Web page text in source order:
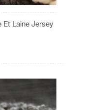
Et Laine Jersey